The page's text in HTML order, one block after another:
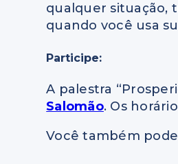
qualquer situação,
quando você usa
Participe:
A palestra
Salomão. Os
Você também